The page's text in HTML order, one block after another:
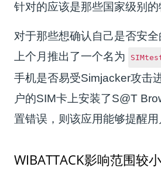
针对的应该是那些国家级别的
对于那些想确认自己是否安
上个月推出了一个名为
手机是否易受Simjacker攻击
户的SIM卡上安装了S@T
置错误，则该应用能够提醒用
WIBATTACK影响范围较小